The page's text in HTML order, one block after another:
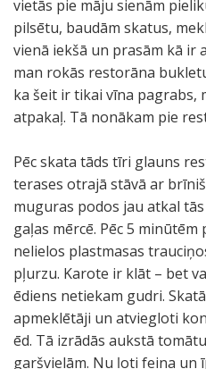
vietās pie māju sienām
pilsētu, baudām skatus,
vienā iekšā un prasām kā ir
man rokās restorāna
ka šeit ir tikai vīna pagrabs,
atpakaļ. Tā nonākam pie
Pēc skata tāds tīri glauns
terases otrajā stāvā ar
muguras podos jau atkal
gaļas mērcē. Pēc 5
nelielos plastmasas
pļurzu. Karote ir klāt – bet
ēdiens netiekam gudri.
apmeklētāji un atviegloti
ēd. Tā izrādās aukstā
garšvielām. Nu ļoti feina un